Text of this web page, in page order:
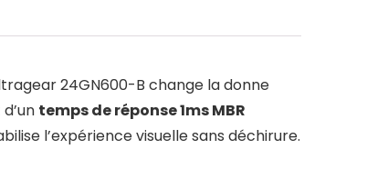
24GN600-B change la donne
temps de réponse 1ms MBR
l’expérience visuelle sans déchirure.